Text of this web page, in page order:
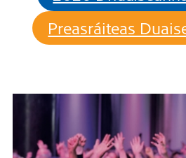
Preasráiteas